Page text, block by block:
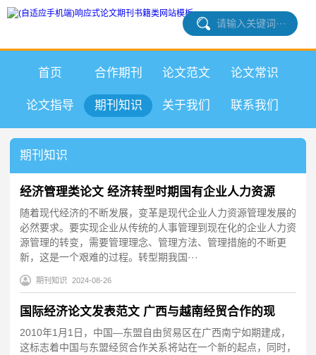
首页 合作期刊 论文范文 论文常识
论文指导 期刊知识 关于我们 联系我们
期刊知识
经济管理类论文 经济转型时期国有企业人力资源
随着现代经济的不断发展，变革是现代企业人力资源管理发展的
必然要求。要实现企业从传统的人事管理到现在化的企业人力资
源管理的转变，需要管理理念、管理方法、管理措施的不断更
新，这是一个艰难的过程。转型期我国···
期刊知识 2024-08-26
国际经济论文发表范文 广西与越南经贸合作的现
2010年1月1日，中国—东盟自由贸易区在广西南宁如期建成，
这标志着中国与东盟经贸合作关系将站在一个新的起点，同时，